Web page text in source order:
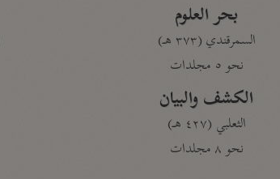
بحر العلوم
السمرقندي (٣٧٣ هـ)
نحو ٥ مجلدات
الكشف والبيان
الثعلبي (٤٢٧ هـ)
نحو ٨ مجلدات